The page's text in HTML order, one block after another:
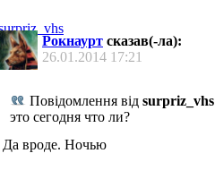
Рокнаурт сказав(-ла):
26.01.2014 17:21
Повідомлення від surpriz_vhs
это сегодня что ли?
Да вроде. Ночью